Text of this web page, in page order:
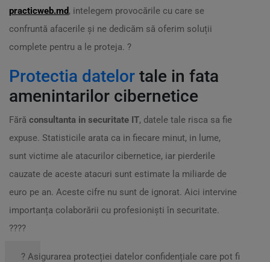
practicweb.md, intelegem provocările cu care se
confruntă afacerile și ne dedicăm să oferim soluții
complete pentru a le proteja. ?
Protectia datelor tale in fata
amenintarilor cibernetice
Fără consultanta in securitate IT, datele tale risca sa fie
expuse. Statisticile arata ca in fiecare minut, in lume,
sunt victime ale atacurilor cibernetice, iar pierderile
cauzate de aceste atacuri sunt estimate la miliarde de
euro pe an. Aceste cifre nu sunt de ignorat. Aici intervine
importanța colaborării cu profesioniști în securitate.
?‍??‍?
? Asigurarea protecției datelor confidențiale care pot fi